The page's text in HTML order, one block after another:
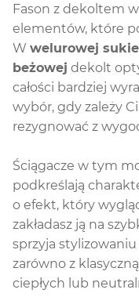
Fason z dekoltem
elementów, które
W welurowej
beżowej dekolt
całości bardziej
wybór, gdy zależy
rezygnować z
Ściągacze w tym
podkreślają
o efekt, który
zakładasz ją na
sprzyja
zarówno z
ciepłych lub